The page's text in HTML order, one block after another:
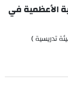
الأعظمية في
تدريسية )